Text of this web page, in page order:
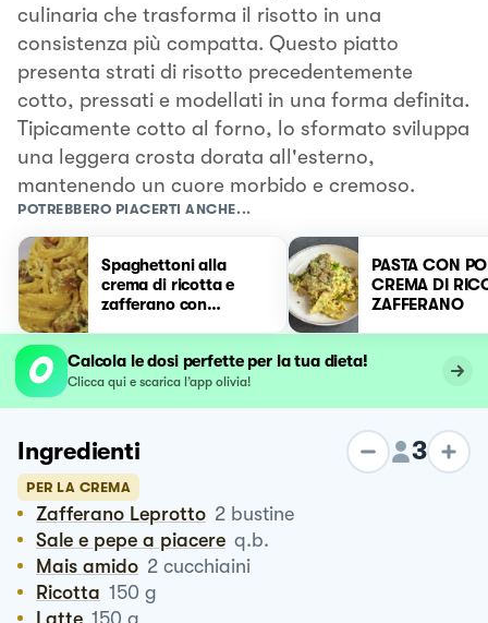
culinaria che trasforma il risotto in una
consistenza più compatta. Questo piatto
presenta strati di risotto precedentemente
cotto, pressati e modellati in una forma definita.
Tipicamente cotto al forno, lo sformato sviluppa
una leggera crosta dorata all'esterno,
mantenendo un cuore morbido e cremoso.
POTREBBERO PIACERTI ANCHE...
Spaghettoni alla
crema di ricotta e
zafferano con
PASTA CON
CREMA DI
ZAFFERANO
Calcola le dosi perfette per la tua dieta!
Clicca qui e scarica l’app olivia!
Ingredienti 3
PER LA CREMA
Zafferano Leprotto 2 bustine
Sale e pepe a piacere q.b.
Mais amido 2 cucchiaini
Ricotta 150 g
Latte 150 g